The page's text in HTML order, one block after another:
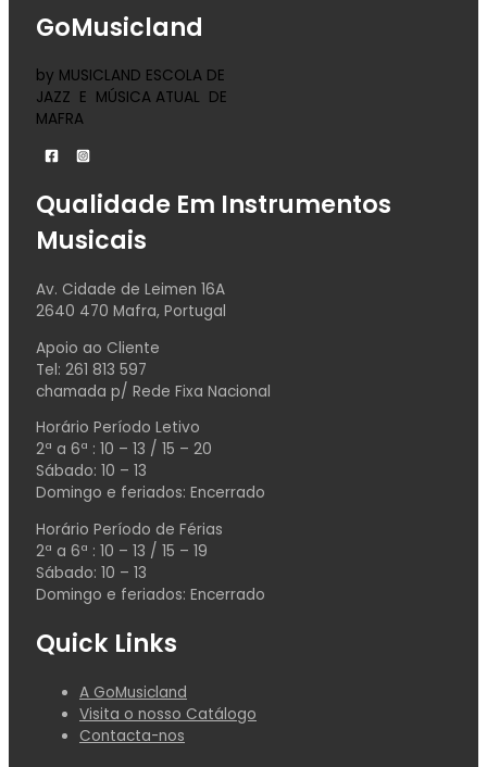
GoMusicland
by MUSICLAND ESCOLA DE
JAZZ E MÚSICA ATUAL DE
MAFRA
Qualidade Em Instrumentos
Musicais
Av. Cidade de Leimen 16A
2640 470 Mafra, Portugal
Apoio ao Cliente
Tel: 261 813 597
chamada p/ Rede Fixa Nacional
Horário Período Letivo
2ª a 6ª : 10 – 13 / 15 – 20
Sábado: 10 – 13
Domingo e feriados: Encerrado
Horário Período de Férias
2ª a 6ª : 10 – 13 / 15 – 19
Sábado: 10 – 13
Domingo e feriados: Encerrado
Quick Links
A GoMusicland
Visita o nosso Catálogo
Contacta-nos